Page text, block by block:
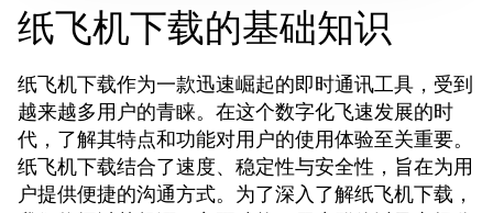
纸飞机下载的基础知识
纸飞机下载作为一款迅速崛起的即时通讯工具，受到
越来越多用户的青睐。在这个数字化飞速发展的时
代，了解其特点和功能对用户的使用体验至关重要。
纸飞机下载结合了速度、稳定性与安全性，旨在为用
户提供便捷的沟通方式。为了深入了解纸飞机下载，